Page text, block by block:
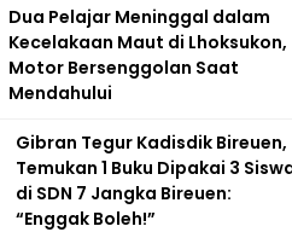
Dua Pelajar Meninggal dalam
Kecelakaan Maut di Lhoksukon,
Motor Bersenggolan Saat
Mendahului
Gibran Tegur Kadisdik Bireuen,
Temukan 1 Buku Dipakai 3
di SDN 7 Jangka Bireuen:
“Enggak Boleh!”